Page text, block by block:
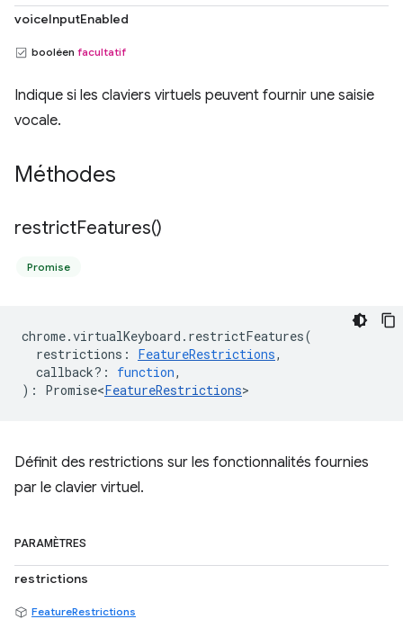
voiceInputEnabled
booléen facultatif
Indique si les claviers virtuels peuvent fournir une saisie
vocale.
Méthodes
restrictFeatures()
Promise
chrome.virtualKeyboard . restrictFeatures(
restrictions : FeatureRestrictions,
callback? : function,
) : Promise<FeatureRestrictions>
Définit des restrictions sur les fonctionnalités fournies
par le clavier virtuel.
PARAMÈTRES
restrictions
FeatureRestrictions